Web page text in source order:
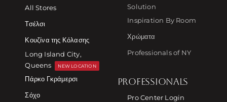
All Stores
Τσέλσι
Κουζίνα της Κόλασης
Long Island City,
Queens
NEW LOCATION
Πάρκο Γκράμερσι
Σόχο
Solution
Inspiration By Room
Χρώματα
Professionals of NY
PROFESSIONALS
Pro Center Login